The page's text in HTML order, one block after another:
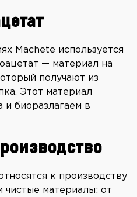
Machete используется
— материал на
получают из
Этот материал
и биоразлагаем в
к производству
чистые материалы: от